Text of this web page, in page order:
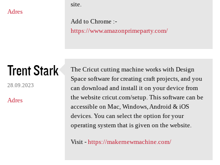
Adres
site.
Add to Chrome :-
https://www.amazonprimeparty.com/
Trent Stark
28.09.2023
Adres
The Cricut cutting machine
The Cricut cutting machine works with Design
Space software for creating craft projects, and you
can download and install it on your device from
the website cricut.com/setup. This software can be
accessible on Mac, Windows, Android & iOS
devices. You can select the option for your
operating system that is given on the website.
Visit - https://makernewmachine.com/